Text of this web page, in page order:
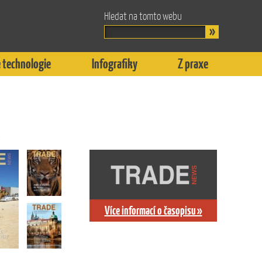
Hledat na tomto webu
technologie Infografiky Z praxe
Více informací o časopisu »